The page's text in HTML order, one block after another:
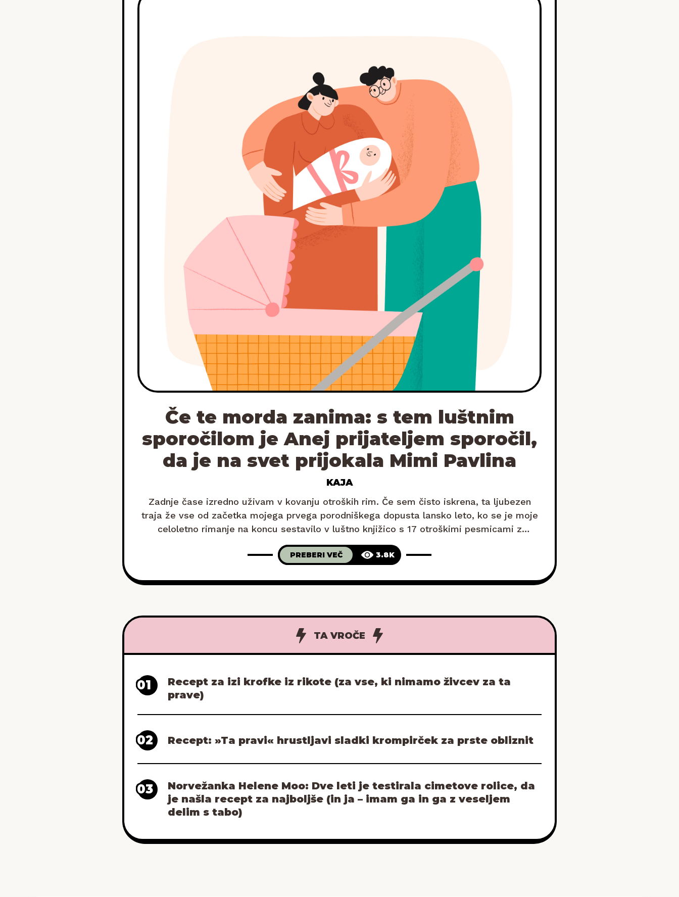
Če te morda zanima: s tem luštnim
sporočilom je Anej prijateljem sporočil,
da je na svet prijokala Mimi Pavlina
KAJA
Zadnje čase izredno uživam v kovanju otroških rim. Če sem čisto iskrena, ta ljubezen
traja že vse od začetka mojega prvega porodniškega dopusta lansko leto, ko se je moje
celoletno rimanje na koncu sestavilo v luštno knjižico s 17 otroškimi pesmicami z
naslovom Otročarije, zbirka otroške poezije. Gre za mojo prvo zbirko otroških pesmic, ki
PREBERI VEČ 3.8K
TA VROČE
01
Recept za izi krofke iz rikote (za vse, ki nimamo živcev za ta
prave)
02 Recept: »Ta pravi« hrustljavi sladki krompirček za prste obliznit
03
Norvežanka Helene Moo: Dve leti je testirala cimetove rolice, da
je našla recept za najboljše (in ja – imam ga in ga z veseljem
delim s tabo)